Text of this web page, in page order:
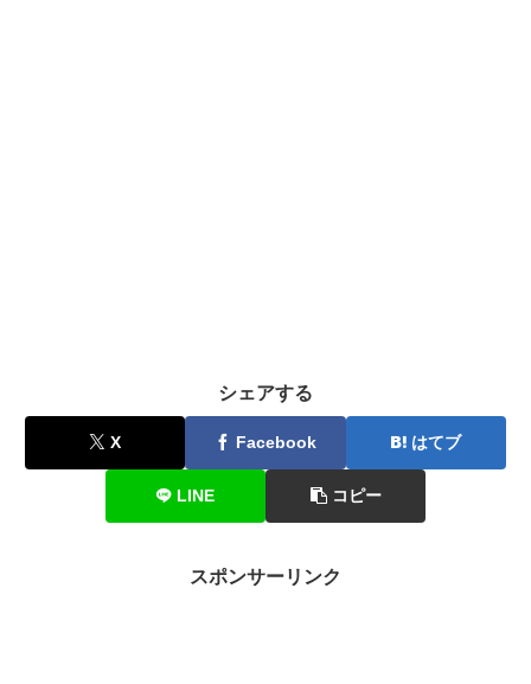
シェアする
X Facebook はてブ
LINE コピー
スポンサーリンク